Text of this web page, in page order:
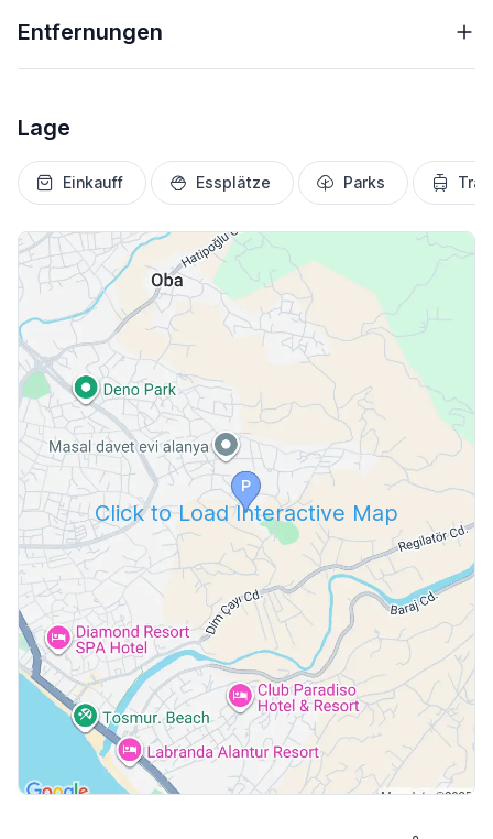
Entfernungen
Lage
Einkauff Essplätze Parks
Click to Load Interactive Map